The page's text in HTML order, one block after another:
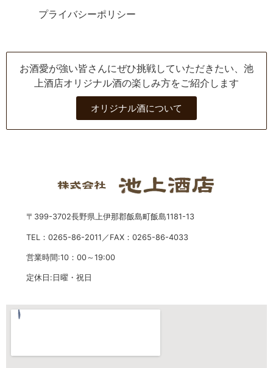
〒399-3702長野県上伊那郡飯島町飯島1181-13
TEL：0265-86-2011／FAX：0265-86-4033
営業時間:10：00～19:00
定休日:日曜・祝日
お酒愛が強い皆さんにぜひ挑戦していただきたい、池
上酒店オリジナル酒の楽しみ方をご紹介します
オリジナル酒について
プライバシーポリシー